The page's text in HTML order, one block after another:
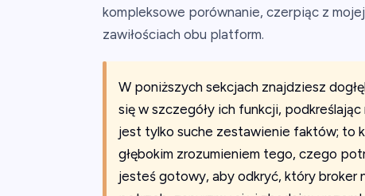
kompleksowe porównanie, czerpiąc z
zawiłościach obu platform.
W poniższych sekcjach znajdziesz
się w szczegóły ich funkcji,
jest tylko suche zestawienie faktów; to
głębokim zrozumieniem tego, czego
jesteś gotowy, aby odkryć, który broker